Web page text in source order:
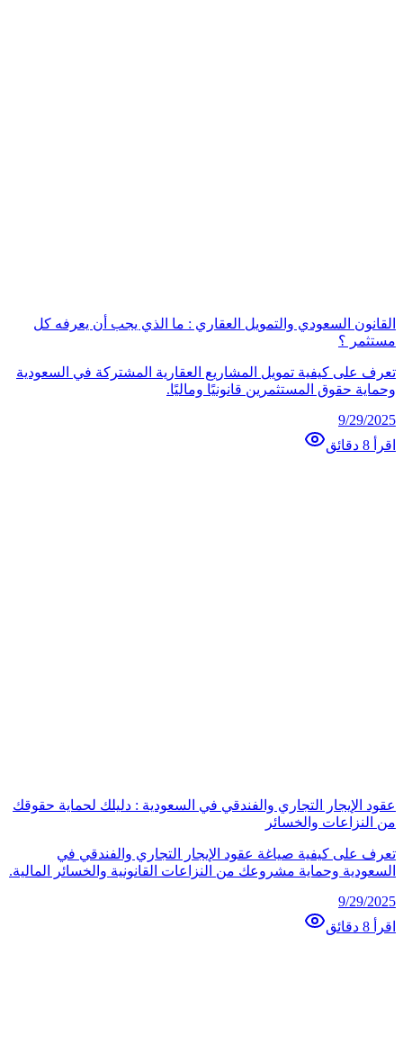
القانون السعودي والتمويل العقاري : ما الذي يجب أن يعرفه كل
مستثمر ؟
تعرف على كيفية تمويل المشاريع العقارية المشتركة في السعودية
وحماية حقوق المستثمرين قانونيًا وماليًا.
9/29/2025
اقرأ 8 دقائق
عقود الإيجار التجاري والفندقي في السعودية : دليلك لحماية حقوقك
من النزاعات والخسائر
تعرف على كيفية صياغة عقود الإيجار التجاري والفندقي في
السعودية وحماية مشروعك من النزاعات القانونية والخسائر المالية.
9/29/2025
اقرأ 8 دقائق